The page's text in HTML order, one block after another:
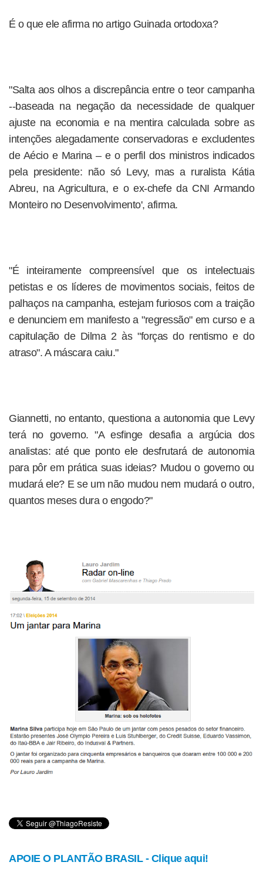
É o que ele afirma no artigo Guinada ortodoxa?
"Salta aos olhos a discrepância entre o teor campanha
--baseada na negação da necessidade de qualquer
ajuste na economia e na mentira calculada sobre as
intenções alegadamente conservadoras e excludentes
de Aécio e Marina – e o perfil dos ministros indicados
pela presidente: não só Levy, mas a ruralista Kátia
Abreu, na Agricultura, e o ex-chefe da CNI Armando
Monteiro no Desenvolvimento', afirma.
"É inteiramente compreensível que os intelectuais
petistas e os líderes de movimentos sociais, feitos de
palhaços na campanha, estejam furiosos com a traição
e denunciem em manifesto a "regressão" em curso e a
capitulação de Dilma 2 às "forças do rentismo e do
atraso". A máscara caiu."
Giannetti, no entanto, questiona a autonomia que Levy
terá no governo. "A esfinge desafia a argúcia dos
analistas: até que ponto ele desfrutará de autonomia
para pôr em prática suas ideias? Mudou o governo ou
mudará ele? E se um não mudou nem mudará o outro,
quantos meses dura o engodo?"
APOIE O PLANTÃO BRASIL - Clique aqui!